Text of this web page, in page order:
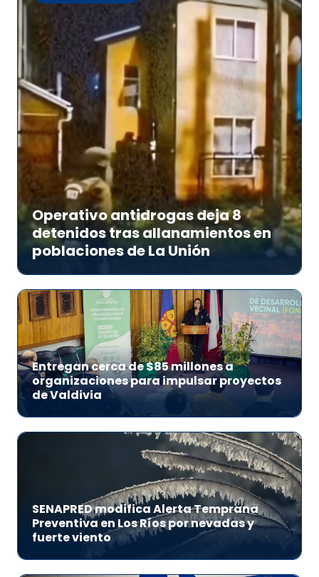
Operativo antidrogas deja 8
detenidos tras allanamientos en
poblaciones de La Unión
Entregan cerca de $85 millones a
organizaciones para impulsar proyectos
de Valdivia
SENAPRED modifica Alerta Temprana
Preventiva en Los Ríos por nevadas y
fuerte viento